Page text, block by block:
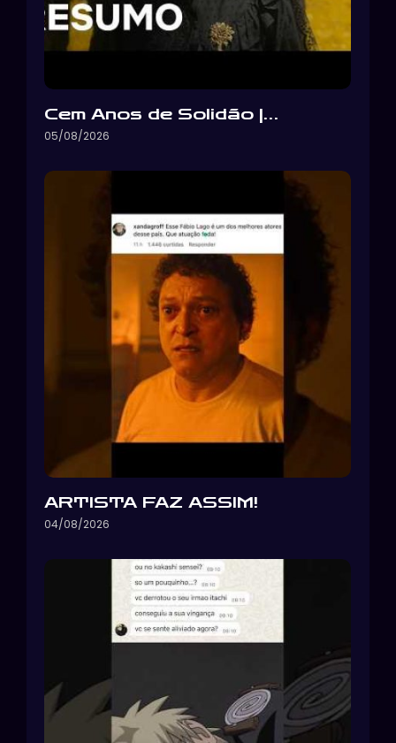
Cem Anos de Solidão |…
05/08/2026
ARTISTA FAZ ASSIM!
04/08/2026